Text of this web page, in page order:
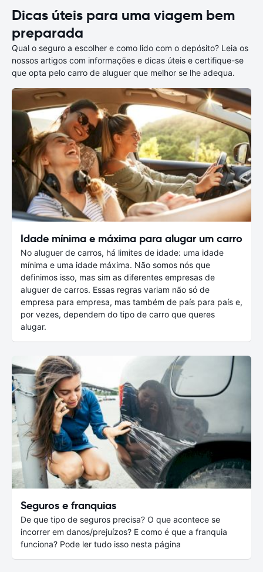
Dicas úteis para uma viagem bem
preparada
Qual o seguro a escolher e como lido com o depósito? Leia os
nossos artigos com informações e dicas úteis e certifique-se
que opta pelo carro de aluguer que melhor se lhe adequa.
Idade mínima e máxima para alugar um carro
No aluguer de carros, há limites de idade: uma idade
mínima e uma idade máxima. Não somos nós que
definimos isso, mas sim as diferentes empresas de
aluguer de carros. Essas regras variam não só de
empresa para empresa, mas também de país para país e,
por vezes, dependem do tipo de carro que queres
alugar.
Seguros e franquias
De que tipo de seguros precisa? O que acontece se
incorrer em danos/prejuízos? E como é que a franquia
funciona? Pode ler tudo isso nesta página